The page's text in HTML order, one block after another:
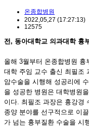
온종합병원
2022,05,27 (17:27:13)
12575
전, 동아대학교 의과대학 흉
올해 3월부터 온종합병원
대학 주임 교수 출신 최필조
암수술을 시행해 성공리에
을 성공한 병원은 대학병원
이다. 최필조 과장은 흉강경
종양 분야를 선구적으로 이
가 넘는 흉부질환 수술을 시